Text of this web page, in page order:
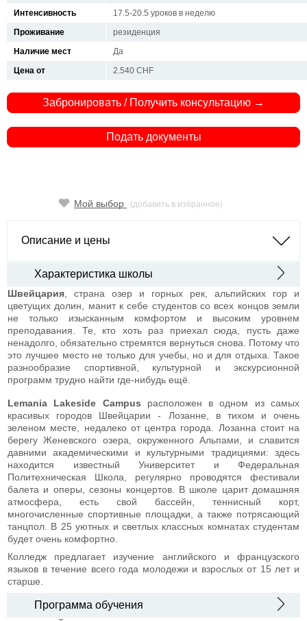
Интенсивность
17.5-20.5 уроков в неделю
Проживание
резиденция
Наличие мест
Да
Цена от
2.540 CHF
Забронировать / Получить консультацию →
Подать документы
Мой выбор (добавить в избранное)
Описание и цены
Характеристика школы
Швейцария , страна озер и горных рек, альпийских гор и
цветущих долин, манит к себе студентов со всех концов земли
не только изысканным комфортом и высоким уровнем
преподавания. Те, кто хоть раз приехал сюда, пусть даже
ненадолго, обязательно стремятся вернуться снова. Потому что
это лучшее место не только для учебы, но и для отдыха. Такое
разнообразие спортивной, культурной и экскурсионной
программ трудно найти где-нибудь ещё.
Lemania Lakeside Campus расположен в одном из самых
красивых городов Швейцарии - Лозанне, в тихом и очень
зеленом месте, недалеко от центра города. Лозанна стоит на
берегу Женевского озера, окруженного Альпами, и славится
давними академическими и культурными традициями: здесь
находится известный Университет и Федеральная
Политехническая Школа, регулярно проводятся фестивали
балета и оперы, сезоны концертов. В школе царит домашняя
атмосфера, есть свой бассейн, теннисный корт,
многочисленные спортивные площадки, а также потрясающий
танцпол. В 25 уютных и светлых классных комнатах студентам
будет очень комфортно.
Колледж предлагает изучение английского и французского
языков в течение всего года молодежи и взрослых от 15 лет и
старше.
Программа обучения